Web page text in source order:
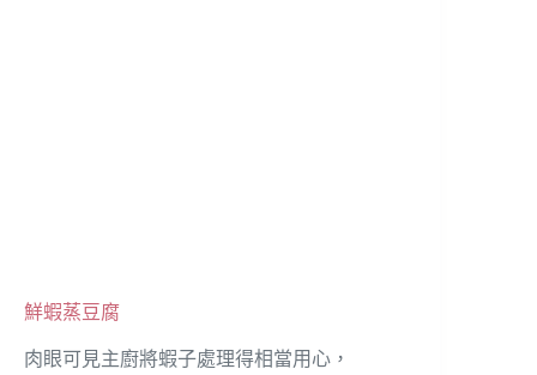
鮮蝦蒸豆腐
肉眼可見主廚將蝦子處理得相當用心，